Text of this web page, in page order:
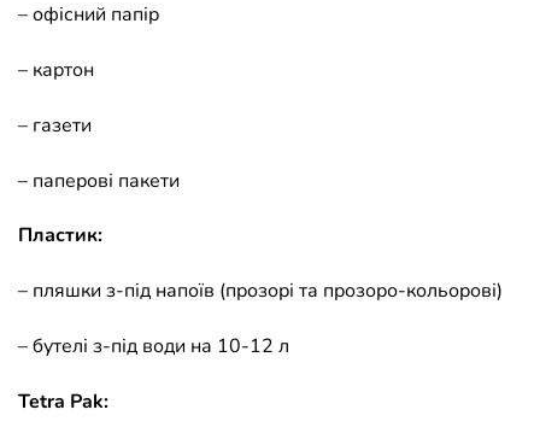
– офісний папір
– картон
– газети
– паперові пакети
Пластик:
– пляшки з-під напоїв (прозорі та прозоро-кольорові)
– бутелі з-під води на 10-12 л
Tetra Pak: